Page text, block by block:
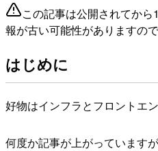
この記事は公開されてか
報が古い可能性がありますの
はじめに
好物はインフラとフロントエ
何度か記事が上がっています